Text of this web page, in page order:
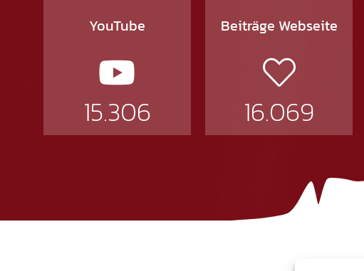
YouTube
15.306
Beiträge Webseite
16.069